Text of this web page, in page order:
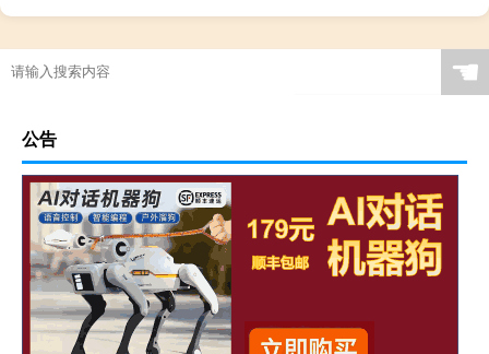
☚
公告